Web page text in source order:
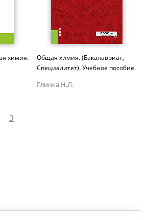
химия.
Общая химия. (Бакалавриат,
Специалитет). Учебное пособие.
Глинка Н.Л.
3